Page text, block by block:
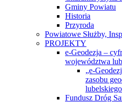
Gminy Powiatu
Historia
Przyroda
Powiatowe Służby,
PROJEKTY
e-Geodezja –
województwa
„e-
zasobu
Fundusz Dróg